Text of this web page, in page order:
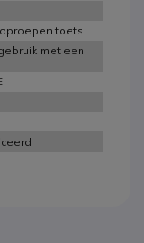
toets
met een